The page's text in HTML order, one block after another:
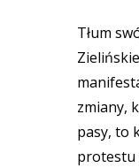
Tłum
zmiany,
pasy, to
protestu